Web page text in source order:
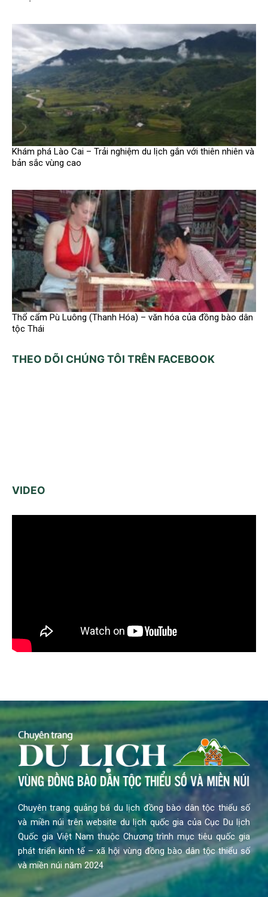
Khám phá Lào Cai – Trải nghiệm du lịch gắn với thiên nhiên và
bản sắc vùng cao
Thổ cẩm Pù Luông (Thanh Hóa) – văn hóa của đồng bào dân
tộc Thái
THEO DÕI CHÚNG TÔI TRÊN FACEBOOK
VIDEO
Chuyên trang quảng bá du lịch đồng bào dân tộc thiểu số
và miền núi trên website du lịch quốc gia của Cục Du lịch
Quốc gia Việt Nam thuộc Chương trình mục tiêu quốc gia
phát triển kinh tế – xã hội vùng đồng bào dân tộc thiểu số
và miền núi năm 2024